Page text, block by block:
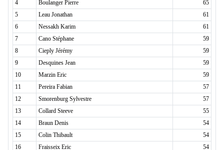
4
Boulanger Pierre
65
5
Leau Jonathan
61
6
Nessakh Karim
61
7
Cano Stéphane
59
8
Cieply Jérémy
59
9
Desquines Jean
59
10
Marzin Eric
59
11
Pereira Fabian
57
12
Smorenburg Sylvestre
57
13
Collard Steeve
55
14
Braun Denis
54
15
Colin Thibault
54
16
Fraisseix Eric
54